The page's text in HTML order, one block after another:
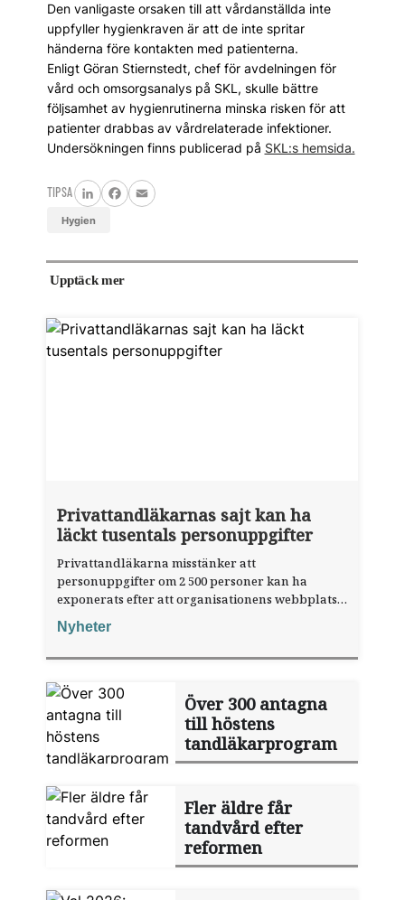
Den vanligaste orsaken till att vårdanställda inte
uppfyller hygienkraven är att de inte spritar
händerna före kontakten med patienterna.
Enligt Göran Stiernstedt, chef för avdelningen för
vård och omsorgsanalys på SKL, skulle bättre
följsamhet av hygienrutinerna minska risken för att
patienter drabbas av vårdrelaterade infektioner.
Undersökningen finns publicerad på SKL:s hemsida.
TIPSA
LinkedInFacebook
Email
hygien
Upptäck mer
Privattandläkarnas sajt kan ha
läckt tusentals personuppgifter
Privattandläkarna misstänker att
personuppgifter om 2 500 personer kan ha
exponerats efter att organisationens webbplats
utnyttjats genom en sårbarhet i ett
publiceringsverktyg.
Nyheter
Över 300 antagna
till höstens
tandläkarprogram
Fler äldre får
tandvård efter
reformen